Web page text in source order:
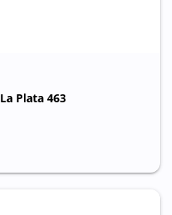
Plata 463